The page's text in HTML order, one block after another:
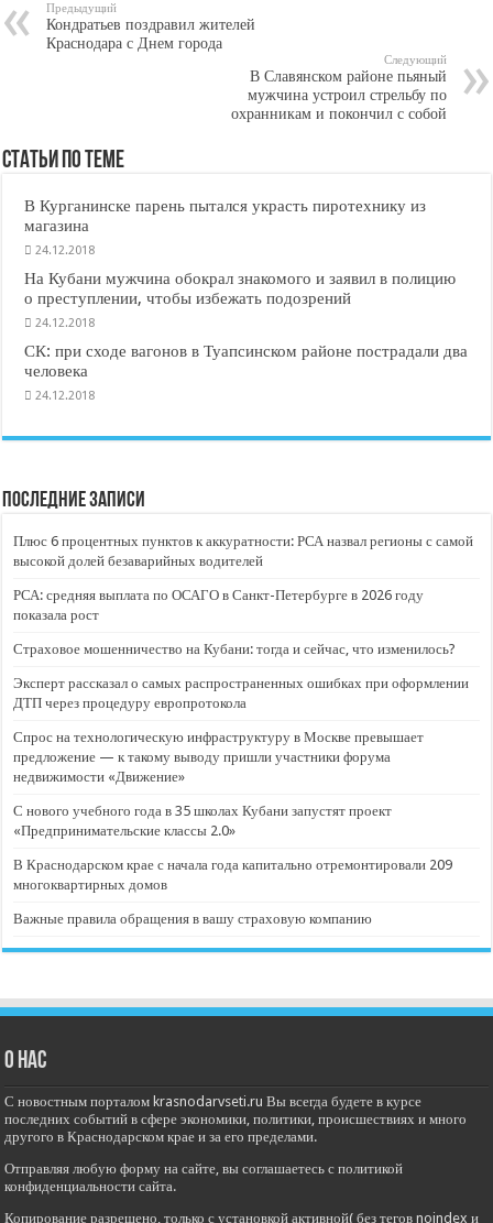
Предыдущий
Кондратьев поздравил жителей
Краснодара с Днем города
Следующий
В Славянском районе пьяный
мужчина устроил стрельбу по
охранникам и покончил с собой
Статьи по Теме
В Курганинске парень пытался украсть пиротехнику из
магазина
24.12.2018
На Кубани мужчина обокрал знакомого и заявил в полицию
о преступлении, чтобы избежать подозрений
24.12.2018
СК: при сходе вагонов в Туапсинском районе пострадали два
человека
24.12.2018
Последние записи
Плюс 6 процентных пунктов к аккуратности: РСА назвал регионы с самой
высокой долей безаварийных водителей
РСА: средняя выплата по ОСАГО в Санкт-Петербурге в 2026 году
показала рост
Страховое мошенничество на Кубани: тогда и сейчас, что изменилось?
Эксперт рассказал о самых распространенных ошибках при оформлении
ДТП через процедуру европротокола
Спрос на технологическую инфраструктуру в Москве превышает
предложение — к такому выводу пришли участники форума
недвижимости «Движение»
С нового учебного года в 35 школах Кубани запустят проект
«Предпринимательские классы 2.0»
В Краснодарском крае с начала года капитально отремонтировали 209
многоквартирных домов
Важные правила обращения в вашу страховую компанию
О нас
С новостным порталом krasnodarvseti.ru Вы всегда будете в курсе
последних событий в сфере экономики, политики, происшествиях и много
другого в Краснодарском крае и за его пределами.
Отправляя любую форму на сайте, вы соглашаетесь с политикой
конфиденциальности сайта.
Копирование разрешено, только с установкой активной( без тегов noindex и